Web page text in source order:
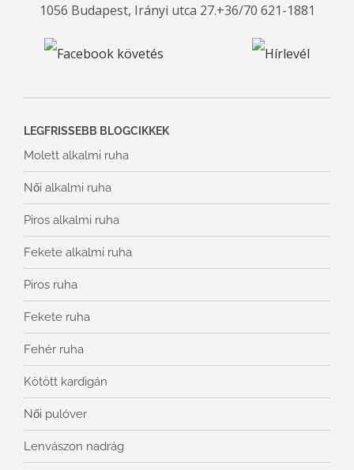
1056 Budapest, Irányi utca 27.+36/70 621-1881
LEGFRISSEBB BLOGCIKKEK
Molett alkalmi ruha
Női alkalmi ruha
Piros alkalmi ruha
Fekete alkalmi ruha
Piros ruha
Fekete ruha
Fehér ruha
Kötött kardigán
Női pulóver
Lenvászon nadrág